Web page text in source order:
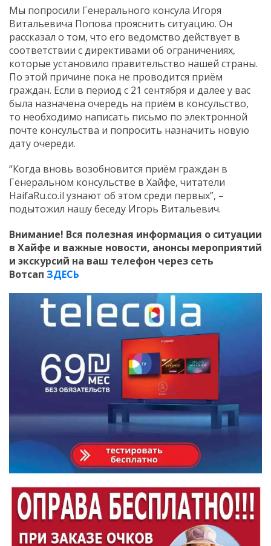
Мы попросили Генерального консула Игоря
Витальевича Попова прояснить ситуацию. Он
рассказал о том, что его ведомство действует в
соответствии с директивами об ограничениях,
которые установило правительство нашей страны.
По этой причине пока не проводится приём
граждан. Если в период с 21 сентября и далее у вас
была назначена очередь на приём в консульство,
то необходимо написать письмо по электронной
почте консульства и попросить назначить новую
дату очереди.
“Когда вновь возобновится приём граждан в
Генеральном консульстве в Хайфе, читатели
HaifaRu.co.il узнают об этом среди первых”, –
подытожил нашу беседу Игорь Витальевич.
Внимание! Вся полезная информация о ситуации
в Хайфе и важные новости, анонсы мероприятий
и экскурсий на ваш телефон через сеть
Вотсап ЗДЕСЬ